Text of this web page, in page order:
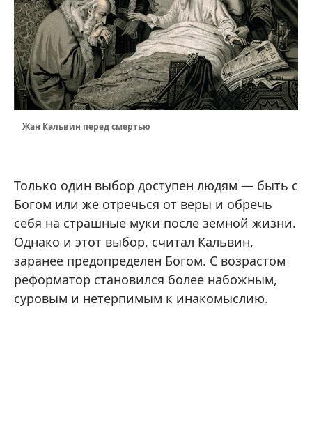
Жан Кальвин перед смертью
Только один выбор доступен людям — быть с
Богом или же отречься от веры и обречь
себя на страшные муки после земной жизни.
Однако и этот выбор, считал Кальвин,
заранее предопределен Богом. С возрастом
реформатор становился более набожным,
суровым и нетерпимым к инакомыслию.